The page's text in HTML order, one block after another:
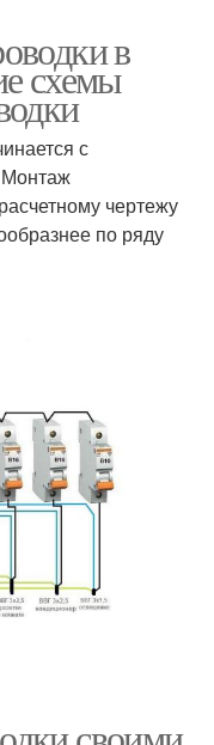
в
схемы
с
Монтаж
чертежу
по ряду